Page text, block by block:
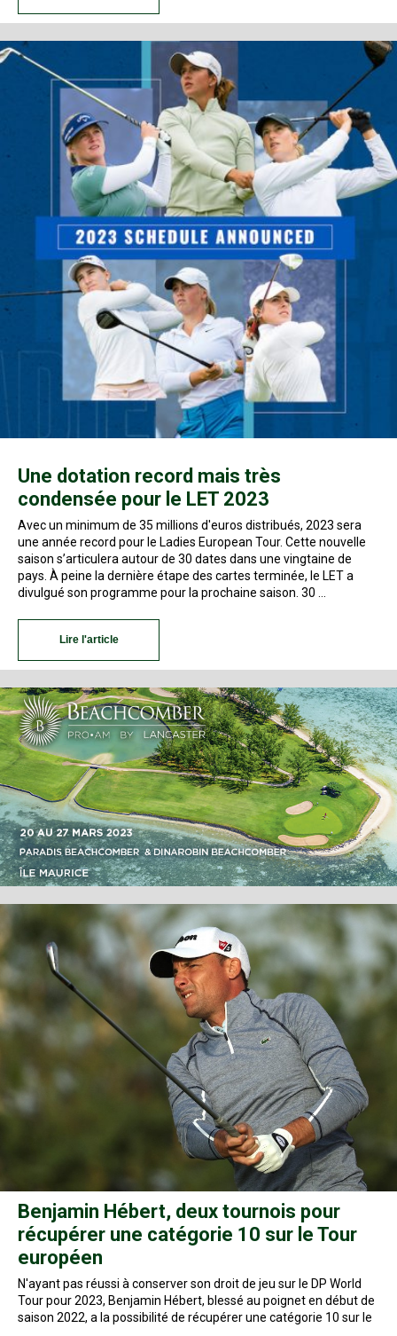
Une dotation record mais très
condensée pour le LET 2023
Avec un minimum de 35 millions d'euros distribués, 2023 sera
une année record pour le Ladies European Tour. Cette nouvelle
saison s’articulera autour de 30 dates dans une vingtaine de
pays. À peine la dernière étape des cartes terminée, le LET a
divulgué son programme pour la prochaine saison. 30 …
Lire l'article
Benjamin Hébert, deux tournois pour
récupérer une catégorie 10 sur le Tour
européen
N'ayant pas réussi à conserver son droit de jeu sur le DP World
Tour pour 2023, Benjamin Hébert, blessé au poignet en début de
saison 2022, a la possibilité de récupérer une catégorie 10 sur le